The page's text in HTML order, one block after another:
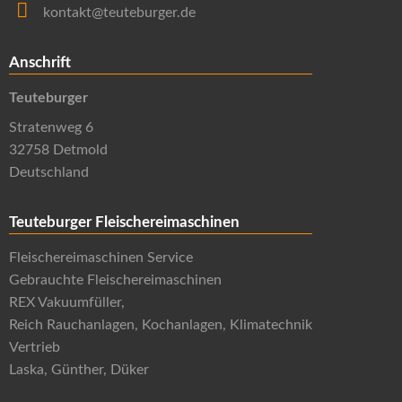
kontakt@teuteburger.de
Anschrift
Teuteburger
Stratenweg 6
32758 Detmold
Deutschland
Teuteburger Fleischereimaschinen
Fleischereimaschinen Service
Gebrauchte Fleischereimaschinen
REX Vakuumfüller,
Reich Rauchanlagen, Kochanlagen, Klimatechnik
Vertrieb
Laska, Günther, Düker